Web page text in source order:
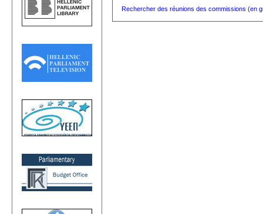
Rechercher des réunions des commissions (en